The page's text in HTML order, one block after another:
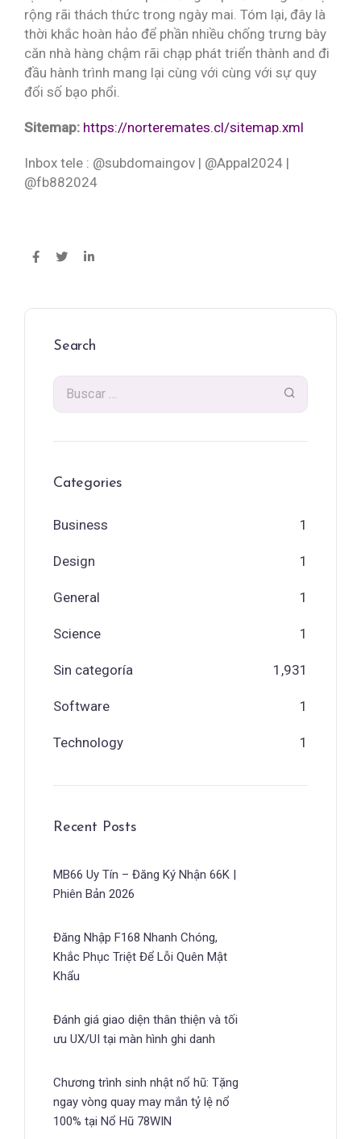
rộng rãi thách thức trong ngày mai. Tóm lại, đây là
thời khắc hoàn hảo để phần nhiều chống trưng bày
căn nhà hàng chậm rãi chạp phát triển thành and đi
đầu hành trình mang lại cùng với cùng với sự quy
đổi số bạo phổi.
Sitemap: https://norteremates.cl/sitemap.xml
Inbox tele : @subdomaingov | @Appal2024 |
@fb882024
Search
Categories
Business 1
Design 1
General 1
Science 1
Sin categoría 1,931
Software 1
Technology 1
Recent Posts
MB66 Uy Tín – Đăng Ký Nhận 66K |
Phiên Bản 2026
Đăng Nhập F168 Nhanh Chóng,
Khắc Phục Triệt Để Lỗi Quên Mật
Khẩu
Đánh giá giao diện thân thiện và tối
ưu UX/UI tại màn hình ghi danh
Chương trình sinh nhật nổ hũ: Tặng
ngay vòng quay may mắn tỷ lệ nổ
100% tại Nổ Hũ 78WIN